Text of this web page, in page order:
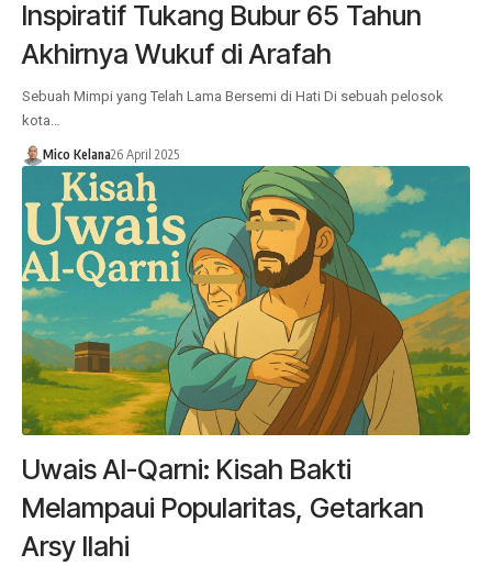
Inspiratif Tukang Bubur 65 Tahun
Akhirnya Wukuf di Arafah
Sebuah Mimpi yang Telah Lama Bersemi di Hati Di sebuah pelosok
kota…
Mico Kelana26 April 2025
Uwais Al-Qarni: Kisah Bakti
Melampaui Popularitas, Getarkan
Arsy Ilahi